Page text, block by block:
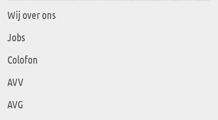
Wij over ons
Jobs
Colofon
AVV
AVG